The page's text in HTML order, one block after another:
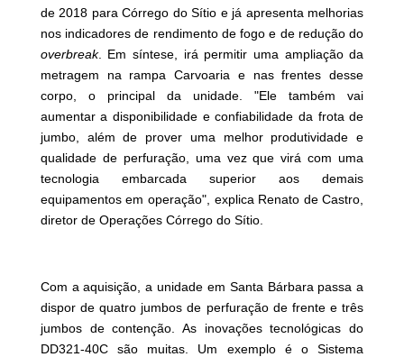
de 2018 para Córrego do Sítio e já apresenta melhorias
nos indicadores de rendimento de fogo e de redução do
overbreak. Em síntese, irá permitir uma ampliação da
metragem na rampa Carvoaria e nas frentes desse
corpo, o principal da unidade. "Ele também vai
aumentar a disponibilidade e confiabilidade da frota de
jumbo, além de prover uma melhor produtividade e
qualidade de perfuração, uma vez que virá com uma
tecnologia embarcada superior aos demais
equipamentos em operação", explica Renato de Castro,
diretor de Operações Córrego do Sítio.
Com a aquisição, a unidade em Santa Bárbara passa a
dispor de quatro jumbos de perfuração de frente e três
jumbos de contenção. As inovações tecnológicas do
DD321-40C são muitas. Um exemplo é o Sistema